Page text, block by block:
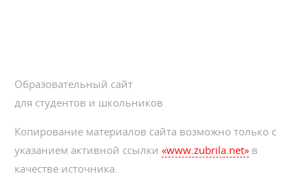
Образовательный сайт
для студентов и школьников
Копирование материалов сайта возможно только с
указанием активной ссылки«www.zubrila.net» в
качестве источника.